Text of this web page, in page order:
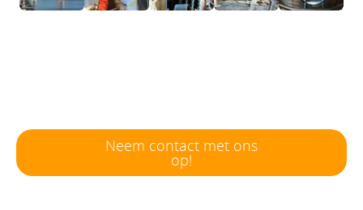
Neem contact met ons
op!